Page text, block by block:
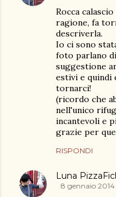
Rocca
ragione, fa
descriverla.
Io ci sono
foto parlano
suggestione
estivi e quindi
tornarci!
(ricordo che
nell'unico
incantevoli e
grazie per
RISPONDI
Luna
8 gennaio